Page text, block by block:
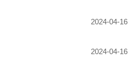
2024-04-16
2024-04-16